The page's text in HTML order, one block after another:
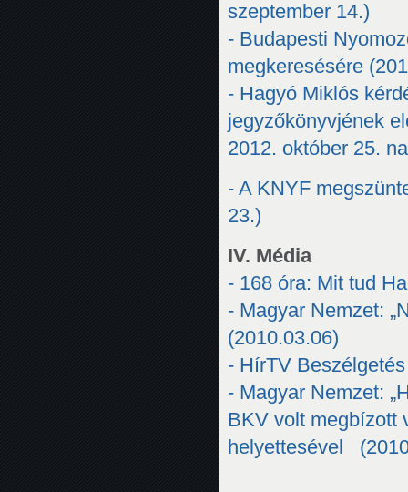
szeptember 14.)
- Budapesti
megkeresésére
- Hagyó Miklós
jegyzőkönyvjének
2012. október 25.
- A KNYF
23.)
IV. Média
- 168 óra: Mit tud
- Magyar Nemzet:
(2010.03.06)
- HírTV
- Magyar Nemzet:
BKV volt megbízott
helyettesével